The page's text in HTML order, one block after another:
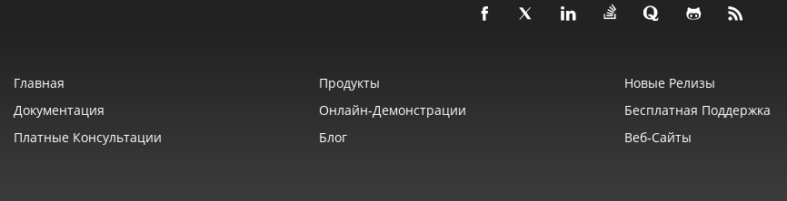
Главная Продукты Новые Релизы
Документация
Онлайн‑демонстрации Бесплатная Поддержка
Платные Консультации
Блог Веб‑сайты